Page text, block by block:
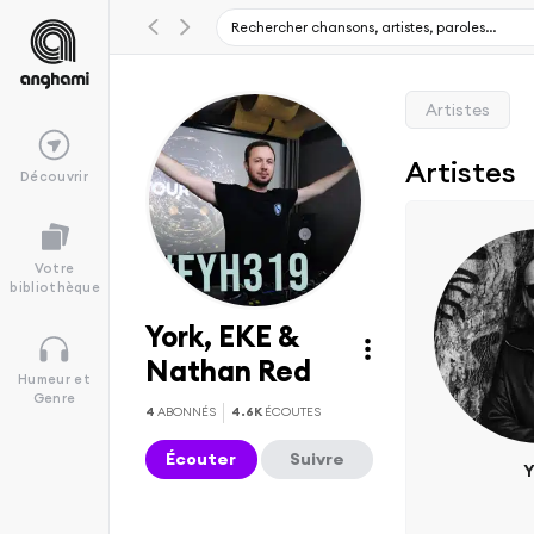
Découvrir
Votre
bibliothèque
Humeur et
Genre
York, EKE &
Nathan Red
4 ABONNÉS 4.6K ÉCOUTES
Écouter Suivre
Artistes
Artistes